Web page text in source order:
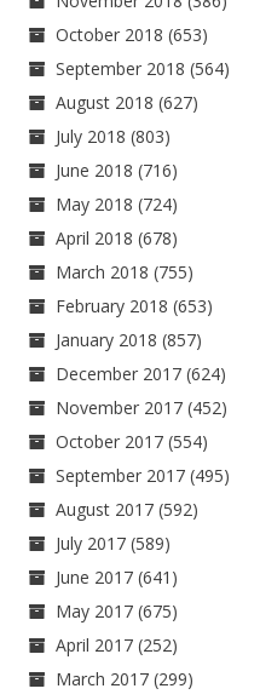
October 2018 (653)
September 2018 (564)
August 2018 (627)
July 2018 (803)
June 2018 (716)
May 2018 (724)
April 2018 (678)
March 2018 (755)
February 2018 (653)
January 2018 (857)
December 2017 (624)
November 2017 (452)
October 2017 (554)
September 2017 (495)
August 2017 (592)
July 2017 (589)
June 2017 (641)
May 2017 (675)
April 2017 (252)
March 2017 (299)